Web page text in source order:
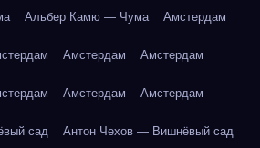
Альбер Камю — Чума Амстердам
Амстердам Амстердам
Амстердам Амстердам
сад Антон Чехов — Вишнёвый сад